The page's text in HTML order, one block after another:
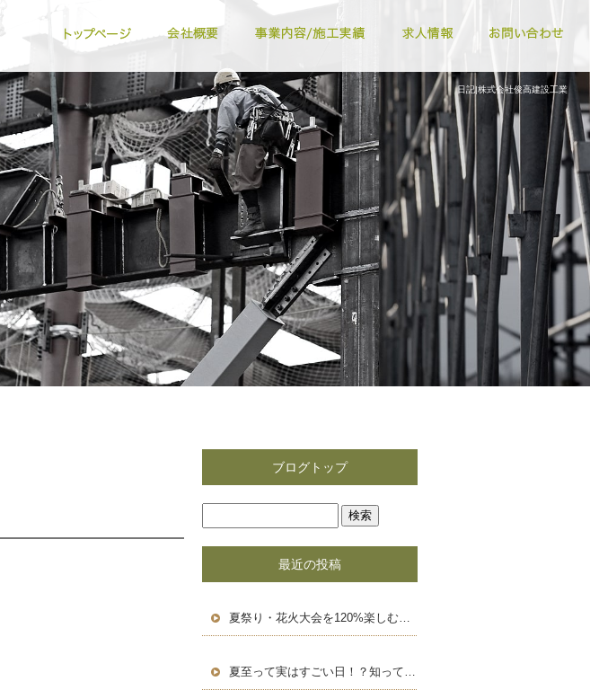
日記|株式会社俊高建設工業
ブログトップ
最近の投稿
夏祭り・花火大会を120%楽しむための豆知識＆浴衣術！
夏至って実はすごい日！？知って得する豆知識と長い一日の楽しみ方